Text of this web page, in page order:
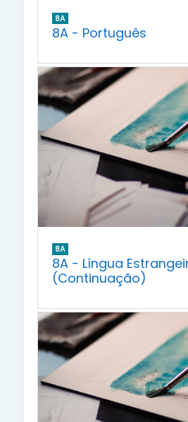
8A
8A - Português
8A
8A - Língua
(Continuação)